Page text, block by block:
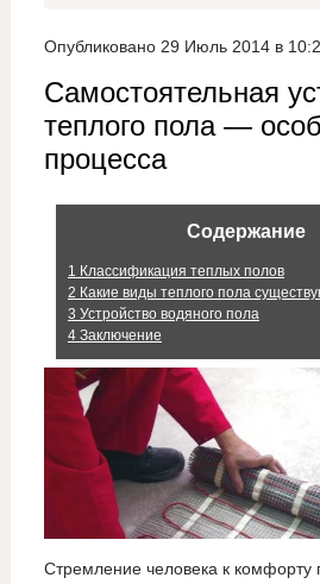
Опубликовано 29 Июль 2014 в
Самостоятельная
теплого пола —
процесса
Содержание
1 Классификация теплых полов
2 Какие виды теплого пола
3 Устройство водяного пола
4Заключение
Стремление человека к комфорту